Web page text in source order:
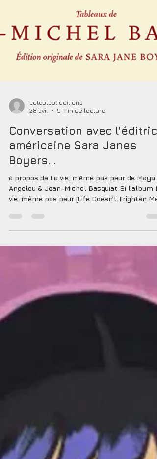
28 avr.
9 min de lecture
Conversation avec l'éditrice
américaine Sara Janes
Boyers…
à propos de La vie, même pas peur de Maya
dans sa version originale] a vu le jour, on le
avant tout à la vision et à l’opiniâtreté de
s’entretenir avec Odile Flament, directrice
littéraire des éditions CotCotCot, pour
expliquer les circonstances entourant la
publication de ce livre mondialement recon